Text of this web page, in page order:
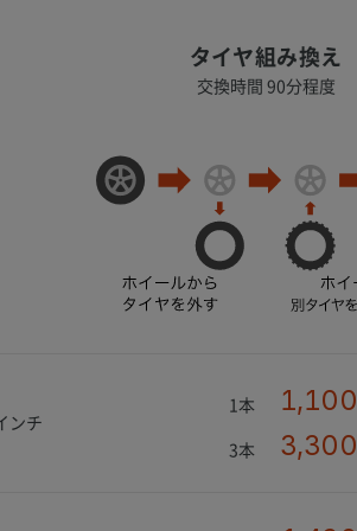
タイヤ組み換え
交換時間 90分程度
ンチ
1本 1,100
3本
3,300